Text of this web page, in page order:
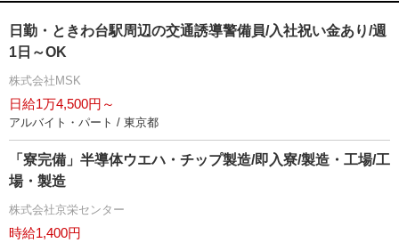
日勤・ときわ台駅周辺の交通誘導警備員/入社祝い金あり/週
1日～OK
株式会社MSK
日給1万4,500円～
アルバイト・パート / 東京都
「寮完備」半導体ウエハ・チップ製造/即入寮/製造・工場/工
場・製造
株式会社京栄センター
時給1,400円